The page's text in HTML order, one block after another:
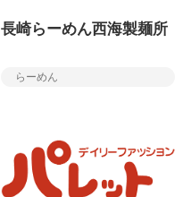
長崎らーめん西海製麺所
らーめん